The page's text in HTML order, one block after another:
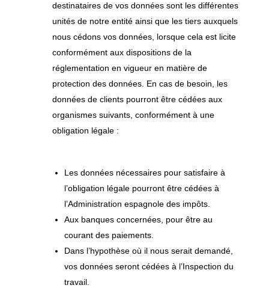
destinataires de vos données sont les différentes
unités de notre entité ainsi que les tiers auxquels
nous cédons vos données, lorsque cela est licite
conformément aux dispositions de la
réglementation en vigueur en matière de
protection des données. En cas de besoin, les
données de clients pourront être cédées aux
organismes suivants, conformément à une
obligation légale :
Les données nécessaires pour satisfaire à
l’obligation légale pourront être cédées à
l’Administration espagnole des impôts.
Aux banques concernées, pour être au
courant des paiements.
Dans l’hypothèse où il nous serait demandé,
vos données seront cédées à l’Inspection du
travail.